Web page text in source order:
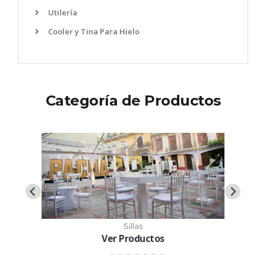
Utilería
Cooler y Tina Para Hielo
Categoría de Productos
Ver Productos